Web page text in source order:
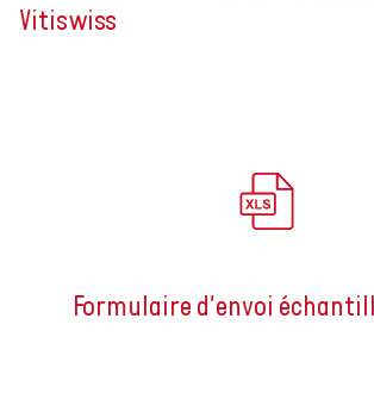
Vitiswiss
Formulaire d'envoi